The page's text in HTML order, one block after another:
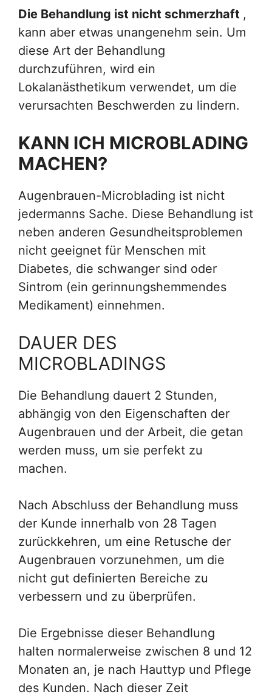
Die Behandlung ist nicht schmerzhaft ,
kann aber etwas unangenehm sein. Um
diese Art der Behandlung
durchzuführen, wird ein
Lokalanästhetikum verwendet, um die
verursachten Beschwerden zu lindern.
KANN ICH MICROBLADING
MACHEN?
Augenbrauen-Microblading ist nicht
jedermanns Sache. Diese Behandlung ist
neben anderen Gesundheitsproblemen
nicht geeignet für Menschen mit
Diabetes, die schwanger sind oder
Sintrom (ein gerinnungshemmendes
Medikament) einnehmen.
DAUER DES
MICROBLADINGS
Die Behandlung dauert 2 Stunden,
abhängig von den Eigenschaften der
Augenbrauen und der Arbeit, die getan
werden muss, um sie perfekt zu
machen.
Nach Abschluss der Behandlung muss
der Kunde innerhalb von 28 Tagen
zurückkehren, um eine Retusche der
Augenbrauen vorzunehmen, um die
nicht gut definierten Bereiche zu
verbessern und zu überprüfen.
Die Ergebnisse dieser Behandlung
halten normalerweise zwischen 8 und 12
Monaten an, je nach Hauttyp und Pflege
des Kunden. Nach dieser Zeit